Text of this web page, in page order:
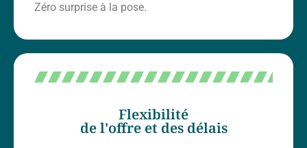
Zéro surprise à la pose.
Flexibilité
de l'offre et des délais